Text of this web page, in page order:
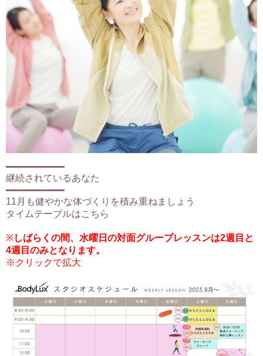
━━━━━━━━━━
継続されているあなた
━━━━━━━━━━
11月も健やかな体づくりを積み重ねましょう
タイムテーブルはこちら
※しばらくの間、水曜日の対面グループレッスンは2週目と
4週目のみとなります。
※クリックで拡大